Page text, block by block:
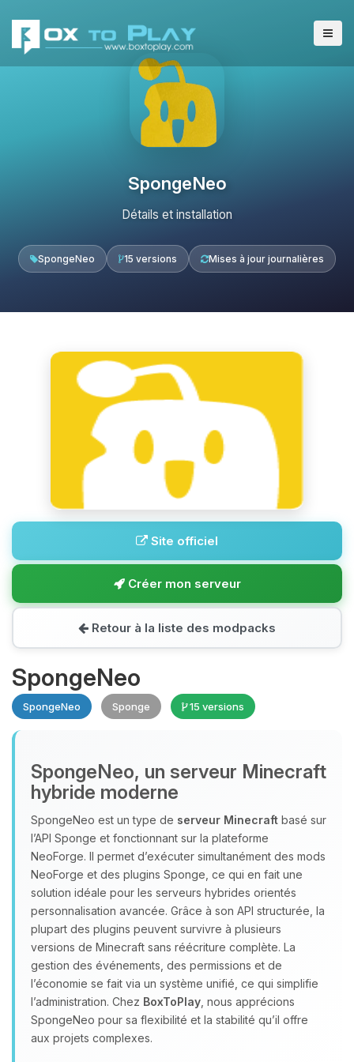
SpongeNeo
Détails et installation
SpongeNeo 15 versions Mises à jour journalières
Site officiel
Créer mon serveur
Retour à la liste des modpacks
SpongeNeo
SpongeNeo Sponge 15 versions
SpongeNeo, un serveur Minecraft
hybride moderne
SpongeNeo est un type de serveur Minecraft basé sur
l’API Sponge et fonctionnant sur la plateforme
NeoForge. Il permet d’exécuter simultanément des mods
NeoForge et des plugins Sponge, ce qui en fait une
solution idéale pour les serveurs hybrides orientés
personnalisation avancée. Grâce à son API structurée, la
plupart des plugins peuvent survivre à plusieurs
versions de Minecraft sans réécriture complète. La
gestion des événements, des permissions et de
l’économie se fait via un système unifié, ce qui simplifie
l’administration. Chez BoxToPlay , nous apprécions
SpongeNeo pour sa flexibilité et la stabilité qu’il offre
aux projets complexes.
Youpi, enfin quelqu’un pour me
parler ! Moi c’est Choupy, ton petit
assistant BoxToPlay. Dis-moi ce dont
tu as besoin et je vais remuer mes
petits circuits pour t’aider.
09/08/2026 à 15:59